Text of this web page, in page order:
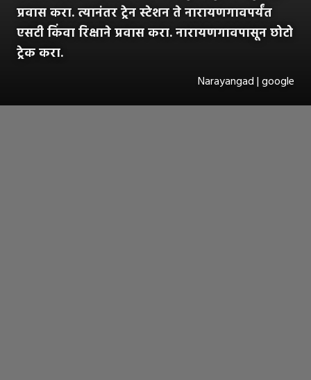
प्रवास करा. त्यानंतर ट्रेन स्टेशन ते नारायणगावपर्यंत
एसटी किंवा रिक्षाने प्रवास करा. नारायणगावपासून छोटो
ट्रेक करा.
Narayangad | google